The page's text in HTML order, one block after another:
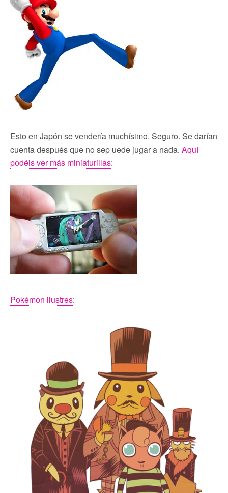
Esto en Japón se vendería muchísimo. Seguro. Se darían
cuenta después que no sep uede jugar a nada. Aquí
podéis ver más miniaturillas:
Pokémon ilustres: